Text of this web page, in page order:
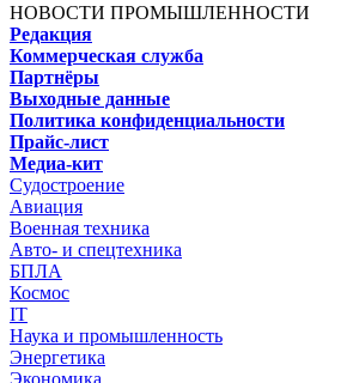
НОВОСТИ ПРОМЫШЛЕННОСТИ
Редакция
Коммерческая служба
Партнёры
Выходные данные
Политика конфиденциальности
Прайс-лист
Медиа-кит
Судостроение
Авиация
Военная техника
Авто- и спецтехника
БПЛА
Космос
IT
Наука и промышленность
Энергетика
Экономика